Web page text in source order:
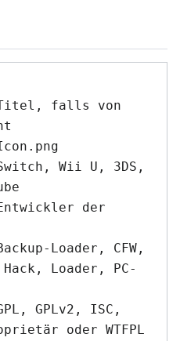
Loader, PC-
oder WTFPL